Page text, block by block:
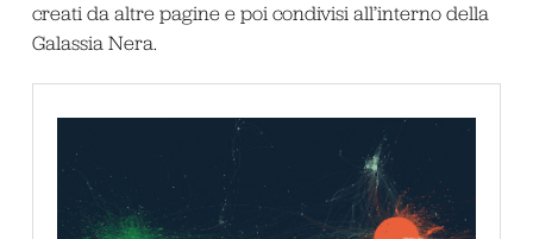
creati da altre pagine e poi condivisi all’interno della
Galassia Nera.